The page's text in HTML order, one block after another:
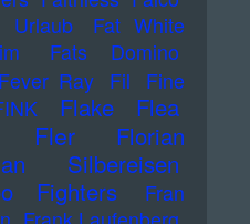
Urlaub
Fat White
Fats Domino
Fever Ray Fil
Fine
Flake
Flea
Fler
Florian
Silbereisen
Fighters
Fran